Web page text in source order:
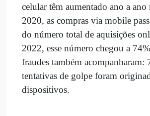
celular têm aumentado ano a
2020, as compras via mobile
do número total de aquisições
2022, esse número chegou a
fraudes também acompanharam:
tentativas de golpe foram
dispositivos.